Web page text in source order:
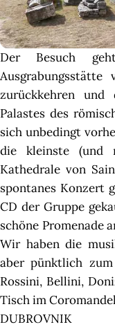
Der Besuch
zurückkehren und
Palastes des
sich unbedingt
die kleinste (und
Kathedrale von
spontanes Konzert
CD der Gruppe
schöne Promenade
Wir haben die
aber pünktlich
Rossini, Bellini,
Tisch im
DUBROVNIK